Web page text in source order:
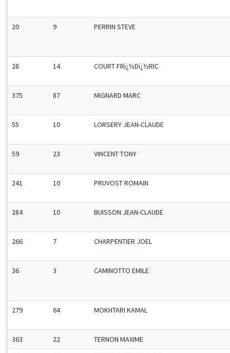
20 9 PERRIN STEVE
28 14 COURT FRï¿½Dï¿½RIC
375 87 MIGNARD MARC
55 10 LORSERY JEAN-CLAUDE
59 23 VINCENT TONY
241 10 PRUVOST ROMAIN
284 10 BUISSON JEAN-CLAUDE
266 7 CHARPENTIER JOEL
36 3 CAMINOTTO EMILE
279 64 MOKHTARI KAMAL
363 22 TERNON MAXIME